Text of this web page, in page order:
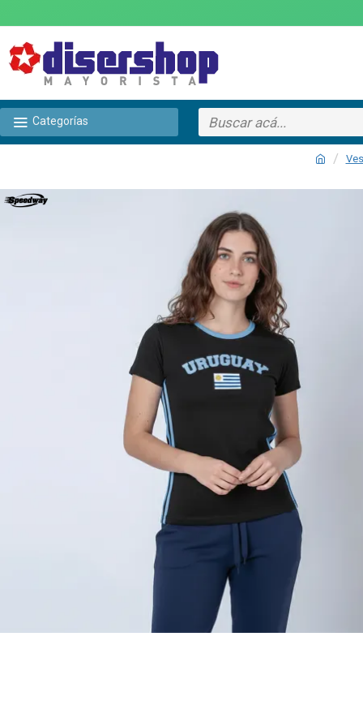
Categorías
TEXTTRANSPARENTE